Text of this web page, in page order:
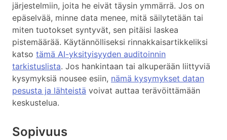
järjestelmiin, joita he eivät täysin ymmärrä. Jos on
epäselvää, minne data menee, mitä säilytetään tai
miten tuotokset syntyvät, sen pitäisi laskea
pistemäärää. Käytännölliseksi rinnakkaisartikkeliksi
katso tämä AI-yksityisyyden auditoinnin
tarkistuslista. Jos hankintaan tai alkuperään liittyviä
kysymyksiä nousee esiin, nämä kysymykset datan
pesusta ja lähteistä voivat auttaa terävöittämään
keskustelua.
Sopivuus